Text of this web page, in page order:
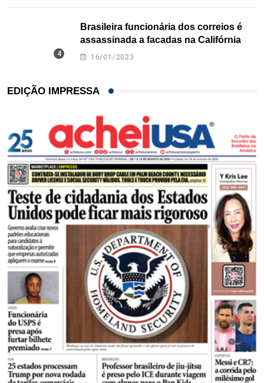
Brasileira funcionária dos correios é
assassinada a facadas na Califórnia
16/01/2023
EDIÇÃO IMPRESSA